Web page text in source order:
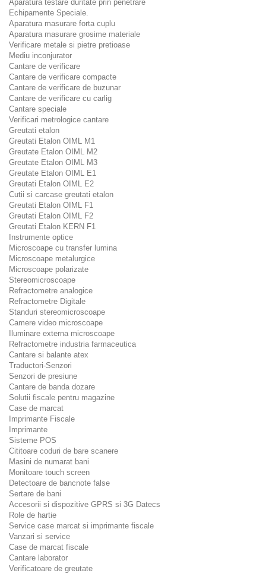
Aparatura testare duritate prin penetrare
Echipamente Speciale.
Aparatura masurare forta cuplu
Aparatura masurare grosime materiale
Verificare metale si pietre pretioase
Mediu inconjurator
Cantare de verificare
Cantare de verificare compacte
Cantare de verificare de buzunar
Cantare de verificare cu carlig
Cantare speciale
Verificari metrologice cantare
Greutati etalon
Greutati Etalon OIML M1
Greutate Etalon OIML M2
Greutate Etalon OIML M3
Greutate Etalon OIML E1
Greutati Etalon OIML E2
Cutii si carcase greutati etalon
Greutati Etalon OIML F1
Greutati Etalon OIML F2
Greutati Etalon KERN F1
Instrumente optice
Microscoape cu transfer lumina
Microscoape metalurgice
Microscoape polarizate
Stereomicroscoape
Refractometre analogice
Refractometre Digitale
Standuri stereomicroscoape
Camere video microscoape
Iluminare externa microscoape
Refractometre industria farmaceutica
Cantare si balante atex
Traductori-Senzori
Senzori de presiune
Cantare de banda dozare
Solutii fiscale pentru magazine
Case de marcat
Imprimante Fiscale
Imprimante
Sisteme POS
Cititoare coduri de bare scanere
Masini de numarat bani
Monitoare touch screen
Detectoare de bancnote false
Sertare de bani
Accesorii si dispozitive GPRS si 3G Datecs
Role de hartie
Service case marcat si imprimante fiscale
Vanzari si service
Case de marcat fiscale
Cantare laborator
Verificatoare de greutate